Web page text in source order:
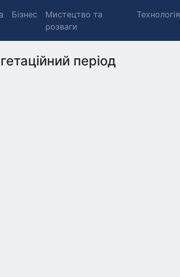
Бізнес
Мистецтво та
розваги
Технологія
період